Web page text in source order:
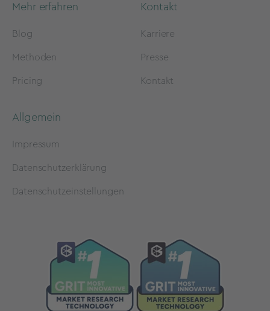
Mehr erfahren
Blog
Methoden
Pricing
Kontakt
Karriere
Presse
Kontakt
Allgemein
Impressum
Datenschutzerklärung
Datenschutzeinstellungen